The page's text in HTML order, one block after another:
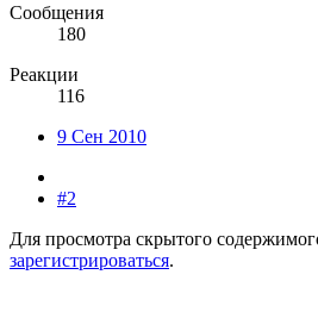
Сообщения
180
Реакции
116
9 Сен 2010
#2
Для просмотра скрытого
зарегистрироваться.